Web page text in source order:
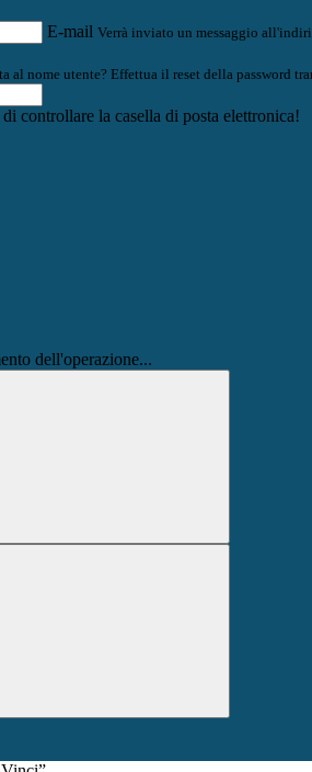
E-mail Verrà inviato un messaggio
al nome utente? Effettua il reset della password
controllare la casella di posta elettronica!
dell'operazione...